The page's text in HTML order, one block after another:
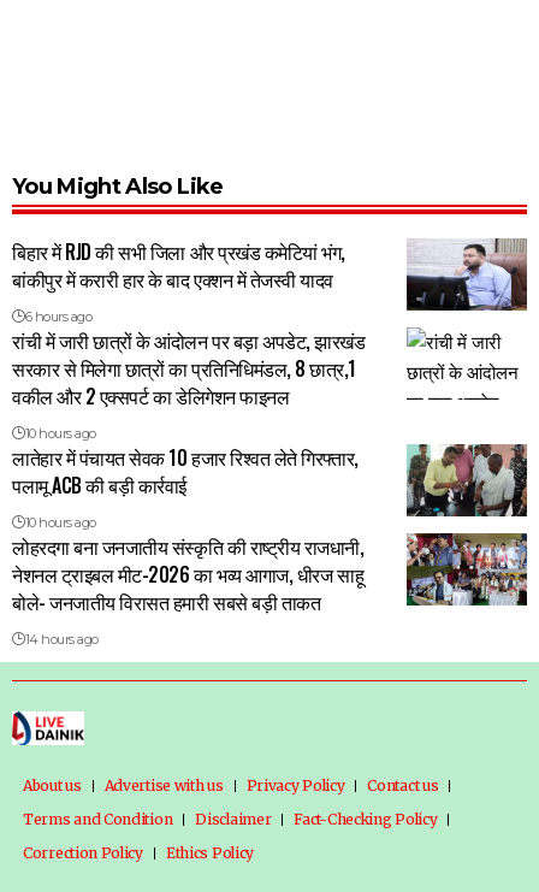
You Might Also Like
बिहार में RJD की सभी जिला और प्रखंड कमेटियां भंग,
बांकीपुर में करारी हार के बाद एक्शन में तेजस्वी यादव
6 hours ago
रांची में जारी छात्रों के आंदोलन पर बड़ा अपडेट, झारखंड
सरकार से मिलेगा छात्रों का प्रतिनिधिमंडल, 8 छात्र,1
वकील और 2 एक्सपर्ट का डेलिगेशन फाइनल
10 hours ago
लातेहार में पंचायत सेवक 10 हजार रिश्वत लेते गिरफ्तार,
पलामू ACB की बड़ी कार्रवाई
10 hours ago
लोहरदगा बना जनजातीय संस्कृति की राष्ट्रीय राजधानी,
नेशनल ट्राइबल मीट-2026 का भव्य आगाज, धीरज साहू
बोले- जनजातीय विरासत हमारी सबसे बड़ी ताकत
14 hours ago
About us Advertise with us Privacy Policy
Contact us
Terms and Condition
Disclaimer
Fact-Checking Policy
Correction Policy
Ethics Policy